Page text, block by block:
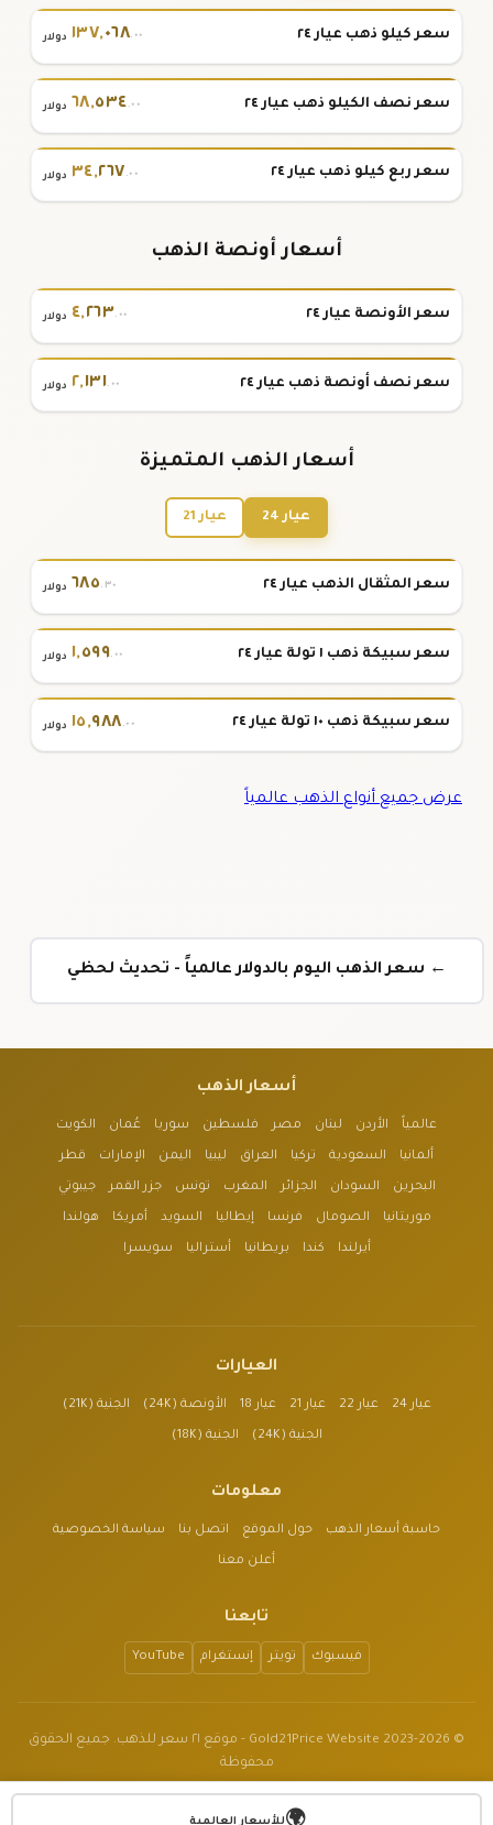
للأسعار العالمية
سعر كيلو ذهب عيار ٢٤ ١٣٧,٠٦٨.٠٠ دولار
سعر نصف الكيلو ذهب عيار ٢٤ ٦٨,٥٣٤.٠٠ دولار
سعر ربع كيلو ذهب عيار ٢٤ ٣٤,٢٦٧.٠٠ دولار
أسعار أونصة الذهب
سعر الأونصة عيار ٢٤ ٤,٢٦٣.٠٠ دولار
سعر نصف أونصة ذهب عيار ٢٤ ٢,١٣١.٠٠ دولار
أسعار الذهب المتميزة
عيار 24 عيار 21
سعر المثقال الذهب عيار ٢٤ ٦٨٥.٣٠ دولار
سعر سبيكة ذهب ١ تولة عيار ٢٤ ١,٥٩٩.٠٠ دولار
سعر سبيكة ذهب ١٠ تولة عيار ٢٤ ١٥,٩٨٨.٠٠ دولار
عرض جميع أنواع الذهب عالمياً
← سعر الذهب اليوم بالدولار عالمياً - تحديث لحظي
أسعار الذهب
عالمياً الأردن لبنان مصر فلسطين سوريا عُمان الكويت
ألمانيا السعودية تركيا العراق ليبيا اليمن الإمارات قطر
البحرين السودان الجزائر المغرب تونس جزر القمر جيبوتي
موريتانيا الصومال فرنسا إيطاليا السويد أمريكا هولندا
أيرلندا كندا بريطانيا أستراليا سويسرا
العيارات
عيار 24 عيار 22 عيار 21 عيار 18 الأونصة (24K) الجنية (21K)
الجنية (24K) الجنية (18K)
معلومات
حاسبة أسعار الذهب حول الموقع اتصل بنا سياسة الخصوصية
أعلن معنا
تابعنا
فيسبوك تويتر إنستغرام YouTube
© 2023-2026 Gold21Price Website - موقع ٢١ سعر للذهب. جميع الحقوق
محفوظة
الموقع للأغراض الإعلامية فقط وليس نصيحة مالية.
v1.3.2